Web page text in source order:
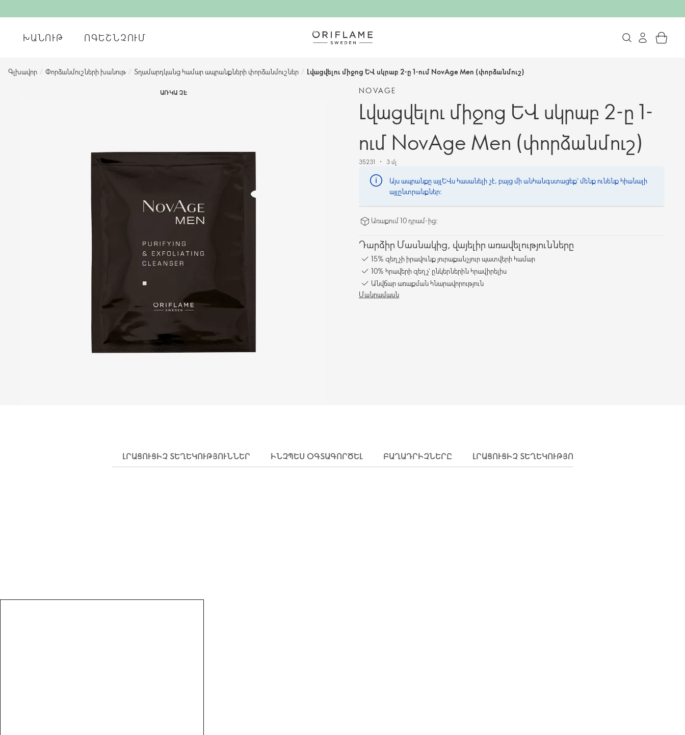
ԽԱՆՈՒԹ ՈԳԵՇՆՉՈՒՄ
Գլխավոր / Փորձանմուշների խանութ / Տղամարդկանց համար ապրանքների փորձանմուշներ / Լվացվելու միջոց և սկրաբ 2-ը 1-ում NovAge Men (փորձանմուշ)
ԱՌԿԱ ՉԷ NOVAGE
Լվացվելու միջոց և սկրաբ 2-ը 1-
ում NovAge Men (փորձանմուշ)
35231 3 մլ
Այս ապրանքը այլևս հասանելի չէ, բայց մի անհանգստացեք՝ մենք ունենք հիանալի
այլընտրանքներ։
Առաքում 10 դրամ-ից։
Դարձիր Մասնակից, վայելիր առավելությունները
15% զեղչի իրավունք յուրաքանչյուր պատվերի համար
10% հրավերի զեղչ՝ ընկերներին հրավիրելիս
Անվճար առաքման հնարավորություն
Մանրամասն
ԼՐԱՑՈՒՑԻՉ ՏԵՂԵԿՈՒԹՅՈՒՆՆԵՐ ԻՆՉՊԵՍ ՕԳՏԱԳՈՐԾԵԼ ԲԱՂԱԴՐԻՉՆԵՐԸ ԼՐԱՑՈՒՑԻՉ ՏԵՂԵԿՈՒԹՅՈՒՆՆԵՐ